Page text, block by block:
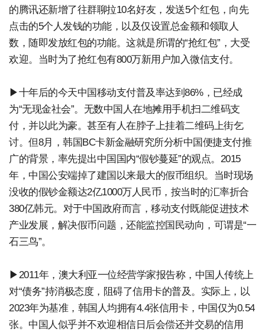
的腾讯还新增了往群聊拉10名好友，发送5个红包，向先
点击的5个人发钱的功能，以及仅设置总金额和领取人
数，随即发放红包的功能。这就是所谓的“抢红包”，大受
欢迎。当时为了抢红包有800万新用户加入微信支付。
▶十年后的今天中国移动支付普及率达到86%，已经成
为“无现金社会”。无数中国人在地摊用手机扫二维码支
付，并以此为豪。甚至有人在脖子上挂着二维码上街乞
讨。但8月，韩国BC卡新金融研究所分析中国便捷支付推
广的背景，率先提出中国国内“假钞蔓延”的观点。2015
年，中国公安端掉了建国以来最大的假币组织。当时现场
没收的假钞金额达2亿1000万人民币，按当时的汇率折合
380亿韩元。对于中国政府而言，移动支付既能促进技术
产业发展，解决假币问题，还能监控国民动向，可谓是“一
石三鸟”。
▶2011年，澳大利亚一位经营学家报告称，中国人传统上
对“债务”持消极态度，阻碍了信用卡的普及。实际上，以
2023年为基准，韩国人均拥有4.4张信用卡，中国仅为0.54
张。中国人似乎并不欢迎相信日后会偿还并交易的信用